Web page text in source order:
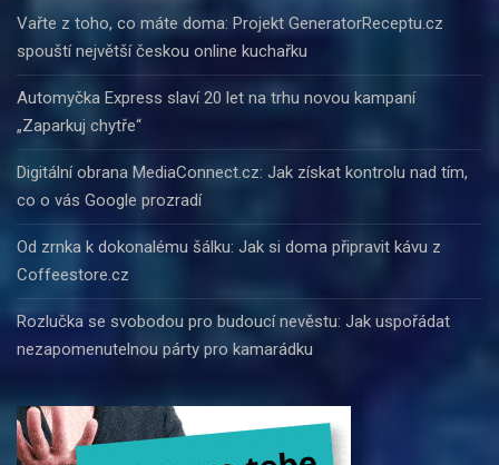
Vařte z toho, co máte doma: Projekt GeneratorReceptu.cz
spouští největší českou online kuchařku
Automyčka Express slaví 20 let na trhu novou kampaní
„Zaparkuj chytře“
Digitální obrana MediaConnect.cz: Jak získat kontrolu nad tím,
co o vás Google prozradí
Od zrnka k dokonalému šálku: Jak si doma připravit kávu z
Coffeestore.cz
Rozlučka se svobodou pro budoucí nevěstu: Jak uspořádat
nezapomenutelnou párty pro kamarádku